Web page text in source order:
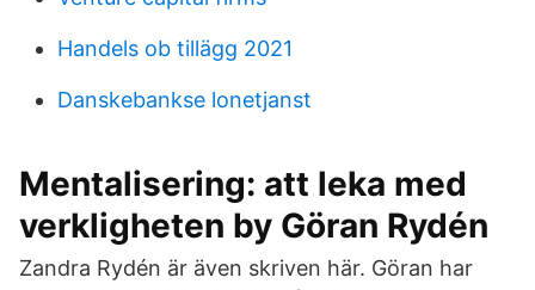
Handels ob tillägg 2021
Danskebankse lonetjanst
Mentalisering: att leka med
verkligheten by Göran Rydén
Zandra Rydén är även skriven här. Göran har